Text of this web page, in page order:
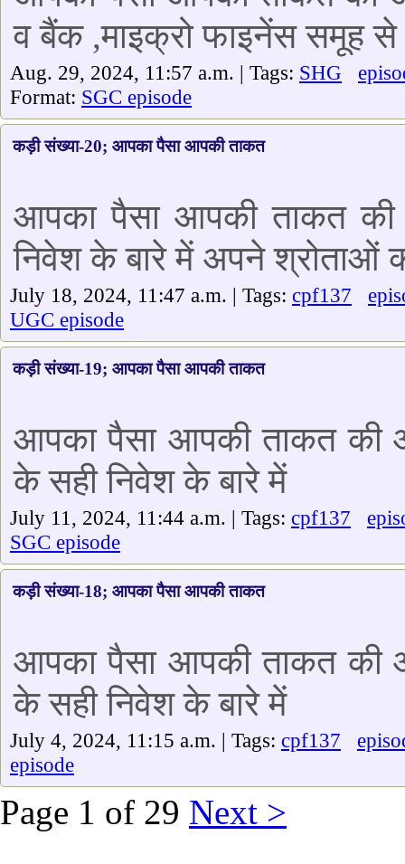
व बैंक ,माइक्रो फाइनेंस समूह
Aug. 29, 2024, 11:57 a.m. | Tags: SHG
Format: SGC episode
कड़ी संख्या-20; आपका पैसा आपकी ताकत
आपका पैसा आपकी ताकत
निवेश के बारे में अपने श्रोताओं
July 18, 2024, 11:47 a.m. | Tags: cpf137
UGC episode
कड़ी संख्या-19; आपका पैसा आपकी ताकत
आपका पैसा आपकी ताकत की
के सही निवेश के बारे में
July 11, 2024, 11:44 a.m. | Tags: cpf137
SGC episode
कड़ी संख्या-18; आपका पैसा आपकी ताकत
आपका पैसा आपकी ताकत की
के सही निवेश के बारे में
July 4, 2024, 11:15 a.m. | Tags: cpf137
episode
Page 1 of 29 Next >